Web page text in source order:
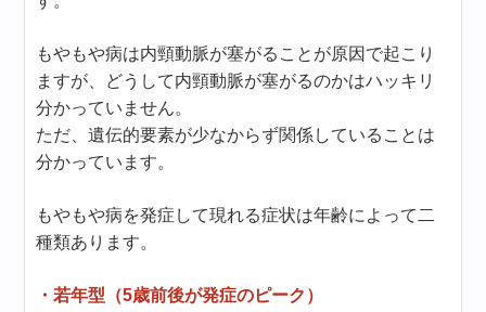
もやもや病は内頸動脈が塞がることが原因で起こり
ますが、どうして内頸動脈が塞がるのかはハッキリ
分かっていません。
ただ、遺伝的要素が少なからず関係していることは
分かっています。
もやもや病を発症して現れる症状は年齢によって二
種類あります。
・若年型（5歳前後が発症のピーク）